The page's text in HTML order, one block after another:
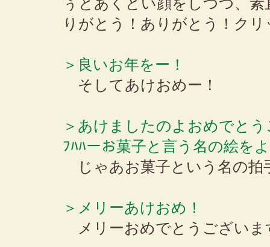
ぅとあくどい顔をしつつ、
りがとう！ありがとう！ク
＞良いお年をー！
そしてあけおめー！
＞あけましたのよおめでと
ﾌﾊﾊーお菓子と言う名の絵を
じゃあお菓子という名の拍
＞メリーあけおめ！
メリーおめでとうございま